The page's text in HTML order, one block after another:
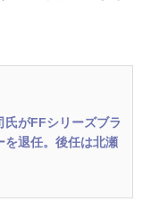
氏がFFシリーズブラ
を退任。後任は北瀬